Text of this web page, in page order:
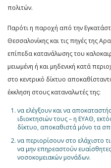
πολιτών.
Παρότι η παροχή από την
Θεσσαλονίκης και τις πηγές της
επίπεδα κατανάλωσης του
μειωμένη ή και μηδενική κατά
στο κεντρικό δίκτυο
έκκληση στους καταναλωτές της:
να ελέγξουν και να
ιδιοκτησιών τους – η ΕΥΑΘ,
δίκτυο, αποκαθιστά μόνο τα
να περιορίσουν στο ελάχιστο
να μην επηρεαστούν
νοσοκομειακών μονάδων.